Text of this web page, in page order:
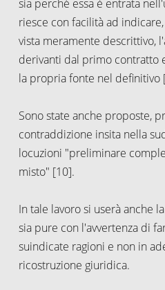
sia perché essa è entrata
riesce con facilità ad
vista meramente descrittivo,
derivanti dal primo contratto
la propria fonte nel definitivo
Sono state anche proposte,
contraddizione insita nella
locuzioni "preliminare
misto" [10].
In tale lavoro si userà anche
sia pure con l'avvertenza di
suindicate ragioni e non in
ricostruzione giuridica.